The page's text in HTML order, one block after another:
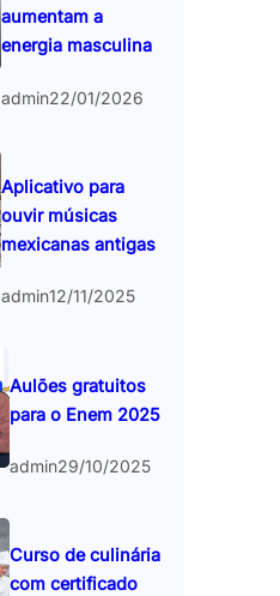
aumentam a
energia masculina
admin22/01/2026
Aplicativo para
ouvir músicas
mexicanas antigas
admin12/11/2025
Aulões gratuitos
para o Enem 2025
admin29/10/2025
Curso de culinária
com certificado